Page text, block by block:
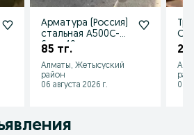
Арматура (Россия)
стальная А500С-от
6 до 40
день заказа!
85 тг.
Алматы, Жетысуский
район
06 августа 2026 г.
20
06